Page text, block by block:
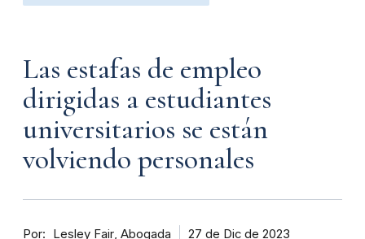
Las estafas de empleo
dirigidas a estudiantes
universitarios se están
volviendo personales
Por Lesley Fair Abogada 27 de Dic de 2023